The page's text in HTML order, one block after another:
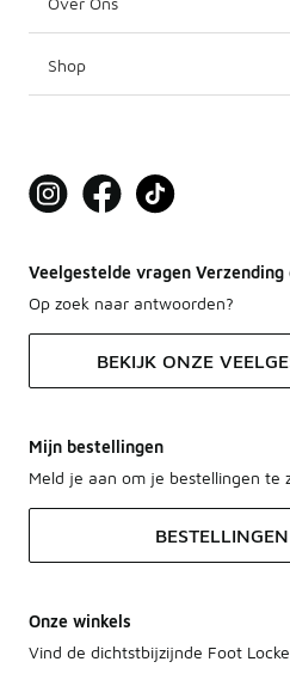
Shop
Veelgestelde vragen
Op zoek naar antwoorden?
BEKIJK ONZE
Mijn bestellingen
Meld je aan om je bestellingen te
Onze winkels
Vind de dichtstbijzijnde Foot